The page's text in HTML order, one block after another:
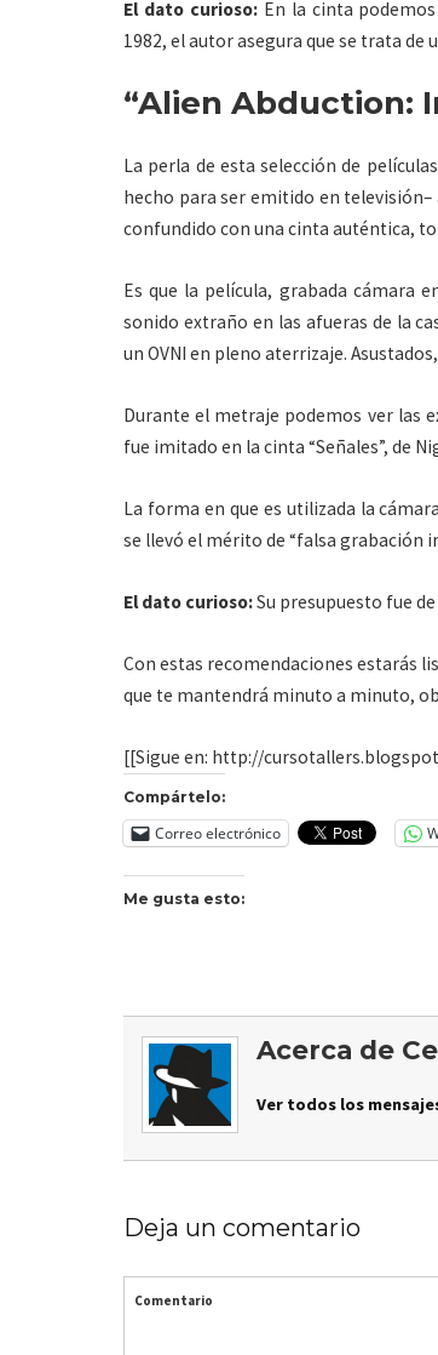
El dato curioso:En la cinta podemos
1982, el autor asegura que se trata de
“Alien Abduction:
La perla de esta selección de
hecho para ser emitido en televisión–
confundido con una cinta auténtica,
Es que la película, grabada cámara
sonido extraño en las afueras de la
un OVNI en pleno aterrizaje.
Durante el metraje podemos ver las
fue imitado en la cinta “Señales”, de
La forma en que es utilizada la
se llevó el mérito de “falsa grabación
El dato curioso:Su presupuesto fue
Con estas recomendaciones estarás
que te mantendrá minuto a minuto,
[[Sigue en: http://
Compártelo:
Correo electrónico
Me gusta esto:
Acerca de
Ver todos los
Deja un comentario
Comentario